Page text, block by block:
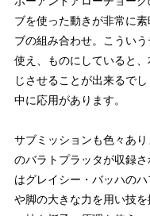
ブを使った動きが非常に
ブの組み合わせ。こうい
使え、ものにしていると
じさせることが出来るで
中に応用があります。
サブミッションも色々あ
のバラトプラッタが収録
はグレイシー・バッハの
や脚の大きな力を用い技